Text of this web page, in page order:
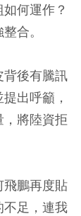
何運作？
合。
背後有騰訊
出呼籲，
，將陸資拒
飛鵬再度貼
不足，連我